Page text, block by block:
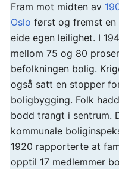
Fram mot midten av
Oslo først og fremst en
eide egen leilighet. I
mellom 75 og 80
befolkningen bolig.
også satt en stopper
boligbygging. Folk
bodd trangt i sentrum.
kommunale
1920 rapporterte at
opptil 17 medlemmer